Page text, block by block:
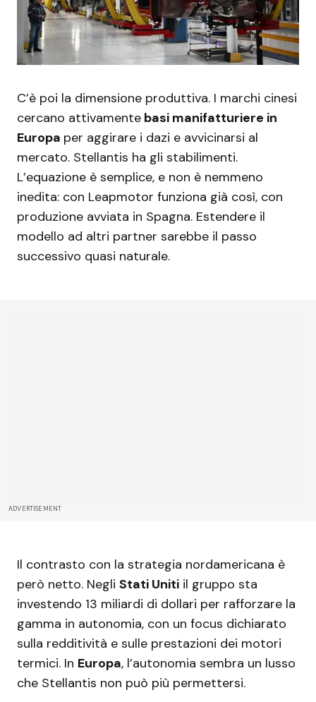
C’è poi la dimensione produttiva. I marchi cinesi
cercano attivamente basi manifatturiere in
Europa per aggirare i dazi e avvicinarsi al
mercato. Stellantis ha gli stabilimenti.
L’equazione è semplice, e non è nemmeno
inedita: con Leapmotor funziona già così, con
produzione avviata in Spagna. Estendere il
modello ad altri partner sarebbe il passo
successivo quasi naturale.
ADVERTISEMENT
Il contrasto con la strategia nordamericana è
però netto. Negli Stati Uniti il gruppo sta
investendo 13 miliardi di dollari per rafforzare la
gamma in autonomia, con un focus dichiarato
sulla redditività e sulle prestazioni dei motori
termici. In Europa, l’autonomia sembra un lusso
che Stellantis non può più permettersi.